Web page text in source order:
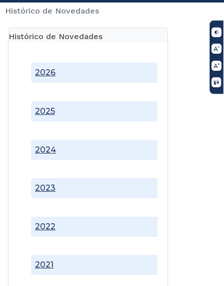
Histórico de Novedades
Histórico de Novedades
2021
2022
2023
2024
2025
2026